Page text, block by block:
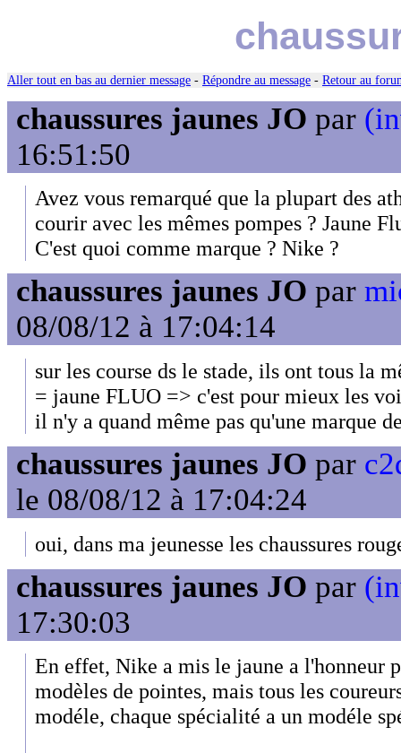
Aller tout en bas au dernier message - Répondre au message - Retour au
chaussures jaunes JO par
16:51:50
Avez vous remarqué que la plupart des
courir avec les mêmes pompes ? Jaune
C'est quoi comme marque ? Nike ?
chaussures jaunes JO par
08/08/12 à 17:04:14
sur les course ds le stade, ils ont tous la
= jaune FLUO => c'est pour mieux les
il n'y a quand même pas qu'une marque
chaussures jaunes JO par
le 08/08/12 à 17:04:24
oui, dans ma jeunesse les chaussures
chaussures jaunes JO par
17:30:03
En effet, Nike a mis le jaune a l'honneur
modèles de pointes, mais tous les
modéle, chaque spécialité a un modéle